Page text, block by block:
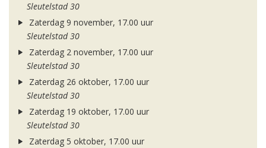
Sleutelstad 30
Zaterdag 9 november, 17.00 uur
Sleutelstad 30
Zaterdag 2 november, 17.00 uur
Sleutelstad 30
Zaterdag 26 oktober, 17.00 uur
Sleutelstad 30
Zaterdag 19 oktober, 17.00 uur
Sleutelstad 30
Zaterdag 5 oktober, 17.00 uur